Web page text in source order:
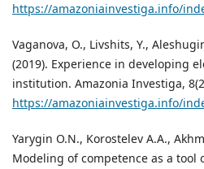
https://amazoniainvestiga.info/
Vaganova, O., Livshits, Y.,
(2019). Experience in developing
institution. Amazonia Investiga,
https://amazoniainvestiga.info/
Yarygin O.N., Korostelev A.A.,
Modeling of competence as a